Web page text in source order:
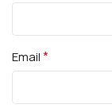
Email*